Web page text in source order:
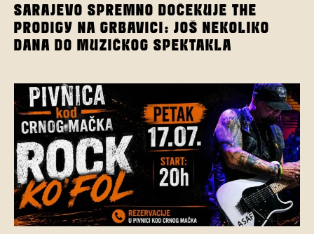
SARAJEVO SPREMNO DOČEKUJE THE
PRODIGY NA GRBAVICI: JOŠ NEKOLIKO
DANA DO MUZIČKOG SPEKTAKLA